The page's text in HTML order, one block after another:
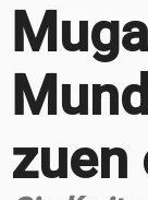
zuen